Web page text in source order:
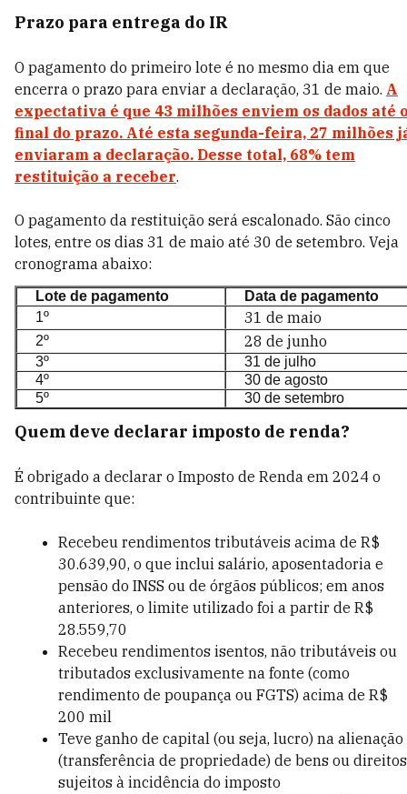
Prazo para entrega do IR
O pagamento do primeiro lote é no mesmo dia em que
encerra o prazo para enviar a declaração, 31 de maio. A
expectativa é que 43 milhões enviem os dados até
final do prazo. Até esta segunda-feira, 27 milhões
enviaram a declaração. Desse total, 68% tem
restituição a receber.
O pagamento da restituição será escalonado. São cinco
lotes, entre os dias 31 de maio até 30 de setembro. Veja
cronograma abaixo:
Lote de pagamento
Data de pagamento
1º
31 de maio
2º 28 de junho
3º
31 de julho
4º
30 de agosto
5º
30 de setembro
Quem deve declarar imposto de renda?
É obrigado a declarar o Imposto de Renda em 2024 o
contribuinte que:
Recebeu rendimentos tributáveis acima de R$
30.639,90, o que inclui salário, aposentadoria e
pensão do INSS ou de órgãos públicos; em anos
anteriores, o limite utilizado foi a partir de R$
28.559,70
Recebeu rendimentos isentos, não tributáveis ou
tributados exclusivamente na fonte (como
rendimento de poupança ou FGTS) acima de R$
200 mil
Teve ganho de capital (ou seja, lucro) na alienação
(transferência de propriedade) de bens ou direitos
sujeitos à incidência do imposto